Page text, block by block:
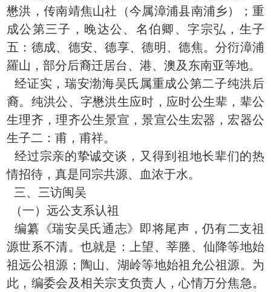
懋洪，传南靖焦山社（今属漳浦县南浦乡）；重
成公第三子，晚达公、名伯卿、字宗弘，生子
五：德成、德安、德享、德明、德焦。分衍漳浦
羅山，部分后裔迁居台、港、澳及东南亚等地。
经证实，瑞安渤海吴氏属重成公第二子纯洪后
裔。纯洪公、字懋洪生应时，应时公生辈，辈公
生理齐，理齐公生景宣，景宣公生宏器，宏器公
生子二：甫，甫祥。
经过宗亲的挚诚交谈，又得到祖地长辈们的热
情招待，真是同宗共源、血浓于水。
三、三访闽吴
（一）远公支系认祖
编纂《瑞安吴氏通志》即将尾声，仍有二支祖
源世系不清。也就是：上望、莘塍、仙降等地始
祖远公祖源；陶山、湖岭等地始祖允公祖源。为
此，编委会及相关宗支负责人，心情万分焦急。